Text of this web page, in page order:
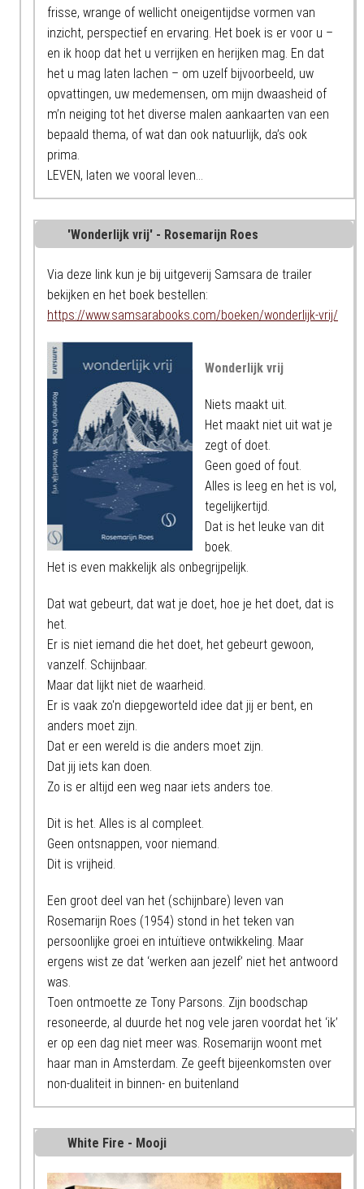
frisse, wrange of wellicht oneigentijdse vormen van
inzicht, perspectief en ervaring. Het boek is er voor u –
en ik hoop dat het u verrijken en herijken mag. En dat
het u mag laten lachen – om uzelf bijvoorbeeld, uw
opvattingen, uw medemensen, om mijn dwaasheid of
m’n neiging tot het diverse malen aankaarten van een
bepaald thema, of wat dan ook natuurlijk, da’s ook
prima.
LEVEN, laten we vooral leven…
'Wonderlijk vrij' - Rosemarijn Roes
Via deze link kun je bij uitgeverij Samsara de trailer
bekijken en het boek bestellen:
https://www.samsarabooks.com/boeken/wonderlijk-vrij/
Wonderlijk vrij
Niets maakt uit.
Het maakt niet uit wat je
zegt of doet.
Geen goed of fout.
Alles is leeg en het is vol,
tegelijkertijd.
Dat is het leuke van dit
boek.
Het is even makkelijk als onbegrijpelijk.
Dat wat gebeurt, dat wat je doet, hoe je het doet, dat is
het.
Er is niet iemand die het doet, het gebeurt gewoon,
vanzelf. Schijnbaar.
Maar dat lijkt niet de waarheid.
Er is vaak zo'n diepgeworteld idee dat jij er bent, en
anders moet zijn.
Dat er een wereld is die anders moet zijn.
Dat jij iets kan doen.
Zo is er altijd een weg naar iets anders toe.
Dit is het. Alles is al compleet.
Geen ontsnappen, voor niemand.
Dit is vrijheid.
Een groot deel van het (schijnbare) leven van
Rosemarijn Roes (1954) stond in het teken van
persoonlijke groei en intuïtieve ontwikkeling. Maar
ergens wist ze dat ‘werken aan jezelf’ niet het antwoord
was.
Toen ontmoette ze Tony Parsons. Zijn boodschap
resoneerde, al duurde het nog vele jaren voordat het ‘ik’
er op een dag niet meer was. Rosemarijn woont met
haar man in Amsterdam. Ze geeft bijeenkomsten over
non-dualiteit in binnen- en buitenland
White Fire - Mooji